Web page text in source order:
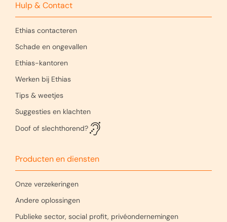
Hulp & Contact
Ethias contacteren
Schade en ongevallen
Ethias-kantoren
Werken bij Ethias
Tips & weetjes
Suggesties en klachten
Doof of slechthorend?
Producten en diensten
Onze verzekeringen
Andere oplossingen
Publieke sector, social profit, privéondernemingen